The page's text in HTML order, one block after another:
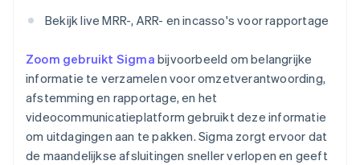
Bekijk live MRR-, ARR- en incasso's voor rapportage
Zoom gebruikt Sigma bijvoorbeeld om belangrijke
informatie te verzamelen voor omzetverantwoording,
afstemming en rapportage, en het
videocommunicatieplatform gebruikt deze informatie
om uitdagingen aan te pakken. Sigma zorgt ervoor dat
de maandelijkse afsluitingen sneller verlopen en geeft